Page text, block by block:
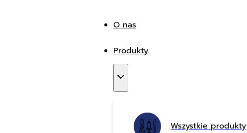
O nas
Produkty
Wszystkie produkty